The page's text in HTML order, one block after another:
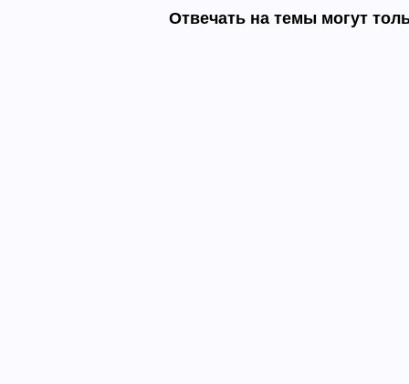
Отвечать на темы могут